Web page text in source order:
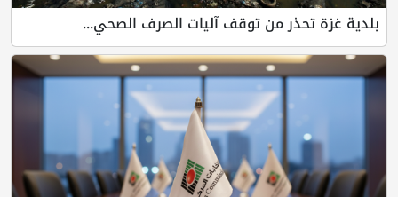
بلدية غزة تحذر من توقف آليات الصرف الصحي...